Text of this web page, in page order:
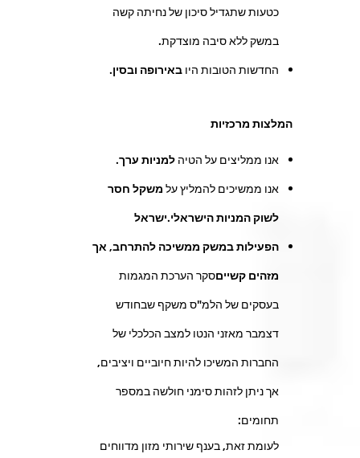
כטעות שתגדיל סיכון של נחיתה קשה
במשק ללא סיבה מוצדקת.
החדשות הטובות היו באירופה ובסין.
המלצות מרכזיות
אנו ממליצים על הטיה למניות ערך.
אנו ממשיכים להמליץ על משקל חסר
לשוק המניות הישראלי.ישראל
הפעילות במשק ממשיכה להתרחב, אך
מזהים קשייםסקר הערכת המגמות
בעסקים של הלמ"ס משקף שבחודש
דצמבר מאזני הנטו למצב הכלכלי של
החברות המשיכו להיות חיוביים ויציבים,
אך ניתן לזהות סימני חולשה במספר
תחומים:
לעומת זאת, בענף שירותי מזון מדווחים